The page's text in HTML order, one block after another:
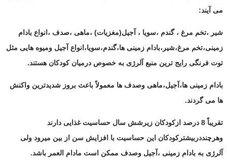
می آیند:
شیر ،تخم مرغ ، گندم ،سویا ، آجیل(مغزیات) ،ماهی ،صدف ،انواع بادام
زمینی،تخم مرغ،شیر،بادام زمینی ها،گندم،سویا،انواع آجیل ومیوه هایی مثل
توت فرنگی رایج ترین منبع آلرژی به خصوص درمیان کودکان هستند.
بادام زمینی ها،آجیل،ماهی وصدف ها معمولاً باعث بروز شدیدترین واکنش
ها می گردند.
تقریباً 8 درصد ازکودکان زیرشش سال حساسیت غذایی دارند
وهرچنددربیشترکودکان این حساسیت با افزایش سن از بین میرود ولی
آلرژی به بادام زمینی ،آجیل وصدف ممکن است مادام العمر باشد.